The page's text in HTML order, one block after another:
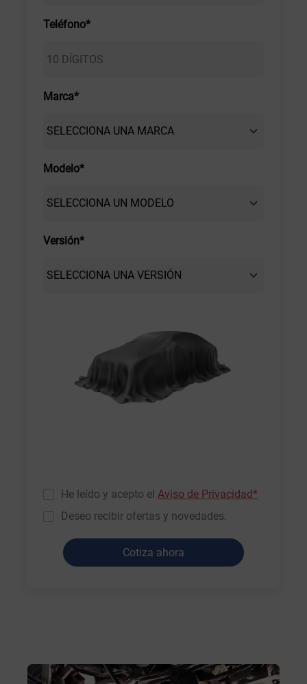
Teléfono*
Marca*
Modelo*
Versión*
He leído y acepto el Aviso de Privacidad*
Deseo recibir ofertas y novedades.
Cotiza ahora